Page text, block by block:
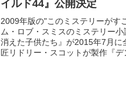
イルド44』公開決定
2009年版の"このミステリーがす
ム・ロブ・スミスのミステリー
消えた子供たち』が2015年7月
匠リドリー・スコットが製作『デ